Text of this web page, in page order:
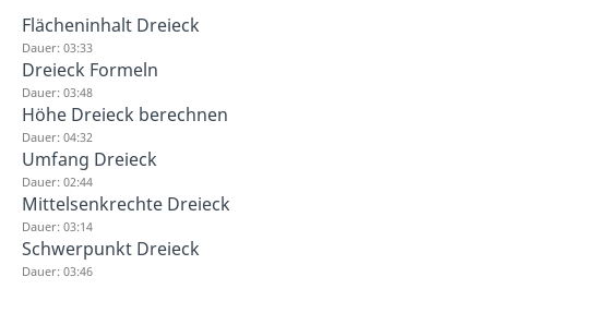
Flächeninhalt Dreieck
Dauer: 03:33
Dreieck Formeln
Dauer: 03:48
Höhe Dreieck berechnen
Dauer: 04:32
Umfang Dreieck
Dauer: 02:44
Mittelsenkrechte Dreieck
Dauer: 03:14
Schwerpunkt Dreieck
Dauer: 03:46